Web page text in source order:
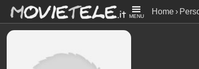
MENU
Home